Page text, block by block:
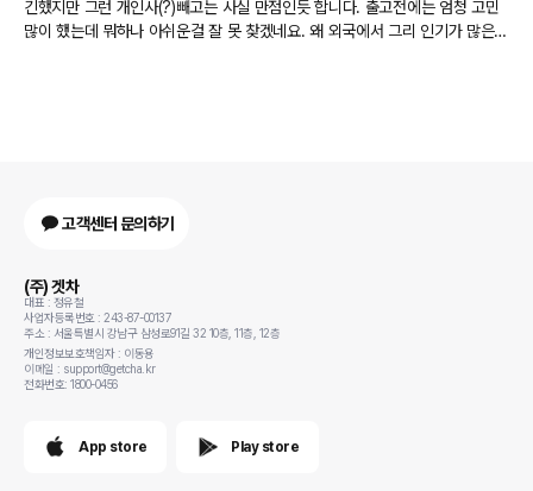
긴했지만 그런 개인사(?)빼고는 사실 만점인듯 합니다. 출고전에는 엄청 고민
많이 했는데 뭐하나 아쉬운걸 잘 못 찾겠네요. 왜 외국에서 그리 인기가 많은지
고객센터 문의하기
(주) 겟차
대표 : 정유철
사업자등록번호 : 243-87-00137
주소 : 서울특별시 강남구 삼성로91길 32 10층, 11층, 12층
개인정보보호책임자 : 이동용
이메일 : support@getcha.kr
전화번호: 1800-0456
App store Play store